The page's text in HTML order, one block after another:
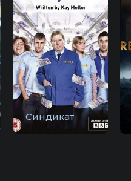
Синдикат